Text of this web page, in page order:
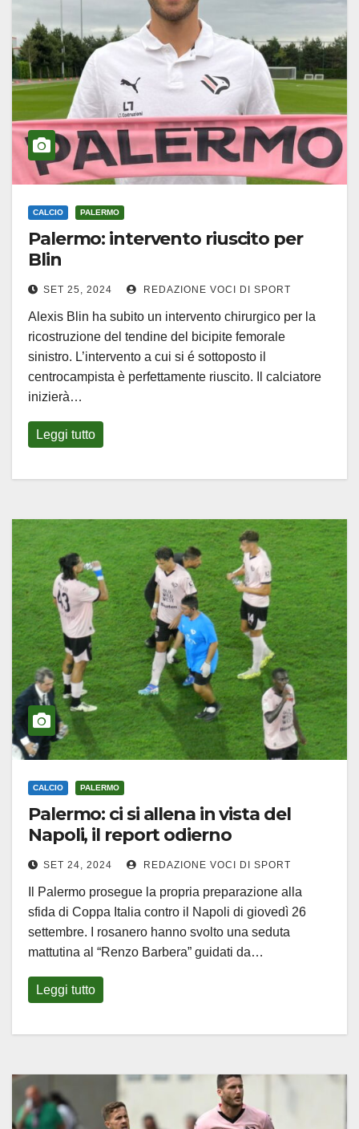
CALCIO PALERMO
Palermo: intervento riuscito per
Blin
SET 25, 2024 REDAZIONE VOCI DI SPORT
Alexis Blin ha subito un intervento chirurgico per la
ricostruzione del tendine del bicipite femorale
sinistro. L’intervento a cui si é sottoposto il
centrocampista è perfettamente riuscito. Il calciatore
inizierà…
Leggi tutto
CALCIO PALERMO
Palermo: ci si allena in vista del
Napoli, il report odierno
SET 24, 2024 REDAZIONE VOCI DI SPORT
Il Palermo prosegue la propria preparazione alla
sfida di Coppa Italia contro il Napoli di giovedì 26
settembre. I rosanero hanno svolto una seduta
mattutina al “Renzo Barbera” guidati da…
Leggi tutto